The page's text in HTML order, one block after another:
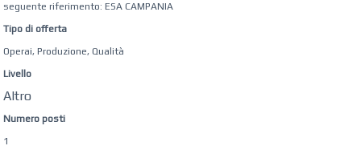
seguente riferimento: ESA CAMPANIA
Tipo di offerta
Operai, Produzione, Qualità
Livello
Altro
Numero posti
1